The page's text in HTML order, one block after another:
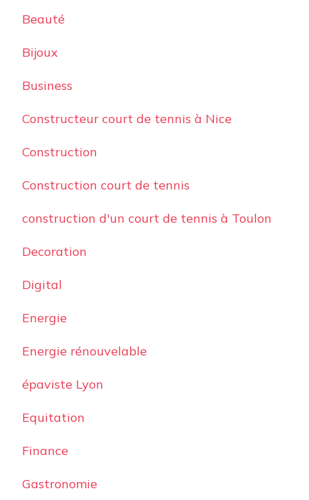
Beauté
Bijoux
Business
Constructeur court de tennis à Nice
Construction
Construction court de tennis
construction d'un court de tennis à Toulon
Decoration
Digital
Energie
Energie rénouvelable
épaviste Lyon
Equitation
Finance
Gastronomie